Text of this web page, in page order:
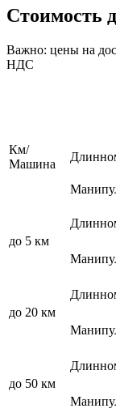
Стоимость
Важно: цены на
НДС
Км/
Машина
до 5 км
до 20 км
до 50 км